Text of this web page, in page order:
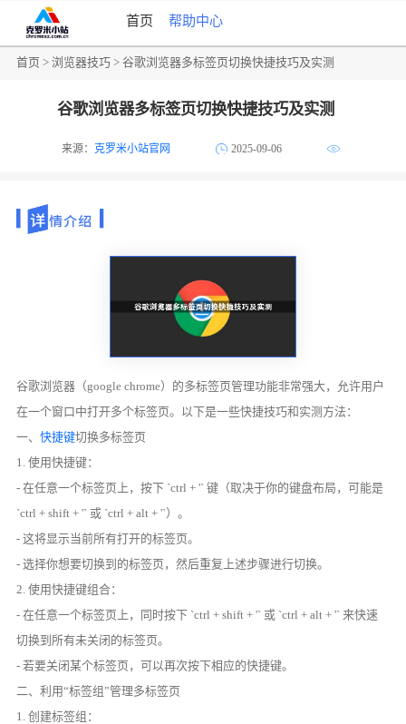
首页 帮助中心
首页 >浏览器技巧 > 谷歌浏览器多标签页切换快捷技巧及实测
谷歌浏览器多标签页切换快捷技巧及实测
来源：克罗米小站官网 2025-09-06
谷歌浏览器（google chrome）的多标签页管理功能非常强大，允许用户
在一个窗口中打开多个标签页。以下是一些快捷技巧和实测方法：
一、快捷键切换多标签页
1. 使用快捷键：
- 在任意一个标签页上，按下 `ctrl + '` 键（取决于你的键盘布局，可能是
`ctrl + shift + '` 或 `ctrl + alt + '`）。
- 这将显示当前所有打开的标签页。
- 选择你想要切换到的标签页，然后重复上述步骤进行切换。
2. 使用快捷键组合：
- 在任意一个标签页上，同时按下 `ctrl + shift + '` 或 `ctrl + alt + '` 来快速
切换到所有未关闭的标签页。
- 若要关闭某个标签页，可以再次按下相应的快捷键。
二、利用“标签组”管理多标签页
1. 创建标签组：